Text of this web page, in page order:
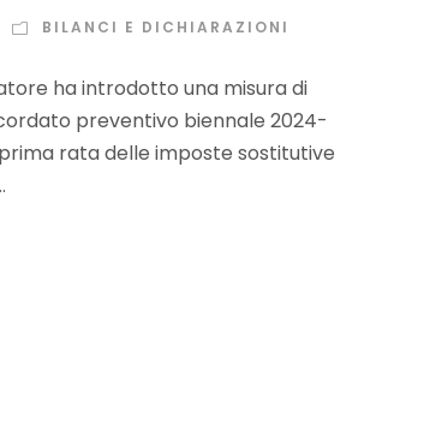
BILANCI E DICHIARAZIONI
ha introdotto una misura di
preventivo biennale 2024-
rata delle imposte sostitutive